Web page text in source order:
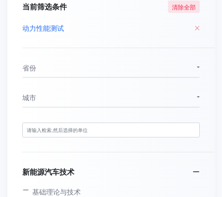
当前筛选条件 清除全部
动力性能测试
省份
城市
新能源汽车技术
基础理论与技术